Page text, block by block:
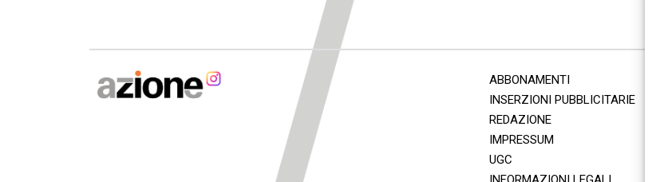
ABBONAMENTI
INSERZIONI PUBBLICITARIE
REDAZIONE
IMPRESSUM
UGC